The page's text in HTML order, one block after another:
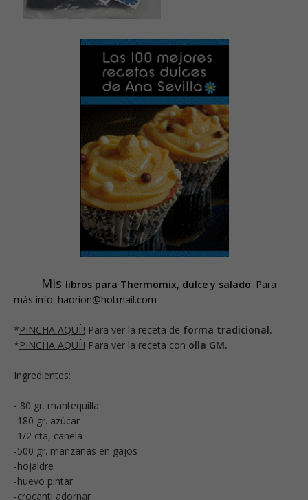
Mis libros para Thermomix, dulce y salado. Para
más info: haorion@hotmail.com
*PINCHA AQUÍ!! Para ver la receta de forma tradicional.
*PINCHA AQUÍ!! Para ver la receta con olla GM.
Ingredientes:
- 80 gr. mantequilla
-180 gr. azúcar
-1/2 cta, canela
-500 gr. manzanas en gajos
-hojaldre
-huevo pintar
-crocanti adornar